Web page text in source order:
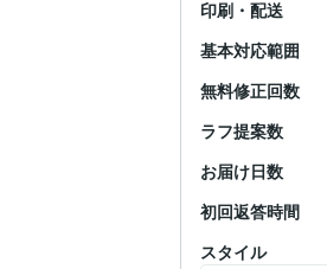
印刷・配送
基本対応範囲
無料修正回数
ラフ提案数
お届け日数
初回返答時間
スタイル